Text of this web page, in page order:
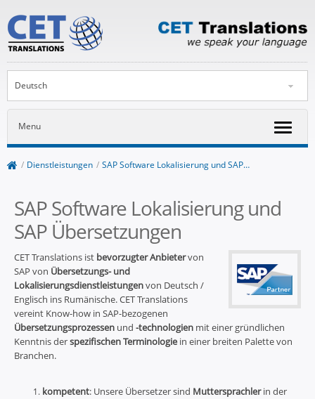
Deutsch
Menu
/ Dienstleistungen / SAP Software Lokalisierung und SAP…
SAP Software Lokalisierung und
SAP Übersetzungen
CET Translations ist bevorzugter Anbietervon
SAP von Übersetzungs- und
Lokalisierungsdienstleistungenvon Deutsch /
Englisch ins Rumänische. CET Translations
vereint Know-how in SAP-bezogenen
Übersetzungsprozessen und -technologien mit einer gründlichen
Kenntnis derspezifischen Terminologie in einer breiten Palette von
Branchen.
kompetent: Unsere Übersetzer sind Muttersprachlerin der